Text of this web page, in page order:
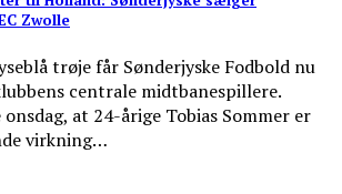
Zwolle
trøje får Sønderjyske Fodbold nu
centrale midtbanespillere.
at 24-årige Tobias Sommer er
virkning…